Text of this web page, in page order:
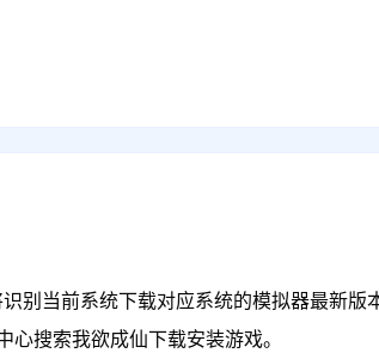
别当前系统下载对应系统的模拟器最新
搜索我欲成仙下载安装游戏。